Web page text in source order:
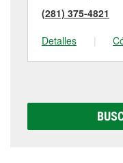
(281) 375-4821
Detalles
|